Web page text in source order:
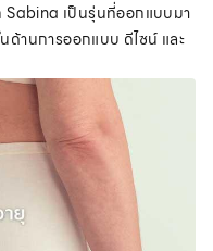
Sabina เป็นรุ่นที่ออกแบบมา
ด้านการออกแบบ ดีไซน์ และ